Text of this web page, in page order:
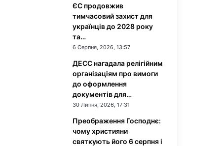
ЄС продовжив
тимчасовий захист для
українців до 2028 року
та…
6 Серпня, 2026, 13:57
ДЕСС нагадала релігійним
організаціям про вимоги
до оформлення
документів для…
30 Липня, 2026, 17:31
Преображення Господнє:
чому християни
святкують його 6 серпня і